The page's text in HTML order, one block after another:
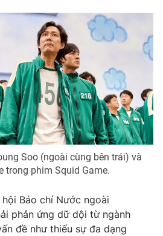
Podcast
Infographic
Shorts video
VTV Thể thao
Tấm lòng Việt
Soo (ngoài cùng bên trái) và
trong phim Squid Game.
Báo chí Nước ngoài
phản ứng dữ dội từ ngành
đề như thiếu sự đa dạng